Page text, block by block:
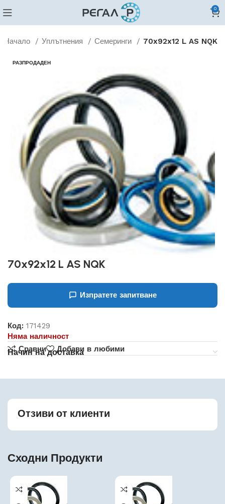
0
Начало Уплътнения Семеринги 70x92x12 L AS NQK
РАЗПРОДАДЕН
70x92x12 L AS NQK
Изпратете запитване
Код:171429
Няма наличност
Сравни
Добави в любими
Начин на доставка
Отзиви от клиенти
Сходни Продукти